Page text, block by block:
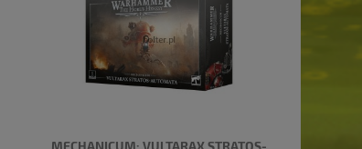
MECHANICUM: VULTARAX STRATOS-